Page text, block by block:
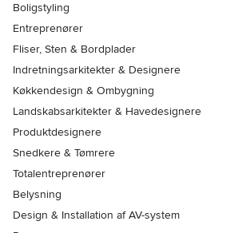
Boligstyling
Entreprenører
Fliser, Sten & Bordplader
Indretningsarkitekter & Designere
Køkkendesign & Ombygning
Landskabsarkitekter & Havedesignere
Produktdesignere
Snedkere & Tømrere
Totalentreprenører
Belysning
Design & Installation af AV-system